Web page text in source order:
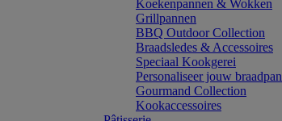
Koekenpannen & Wokken
Grillpannen
BBQ Outdoor Collection
Braadsledes & Accessoires
Speciaal Kookgerei
Personaliseer jouw braadpan
Gourmand Collection
Kookaccessoires